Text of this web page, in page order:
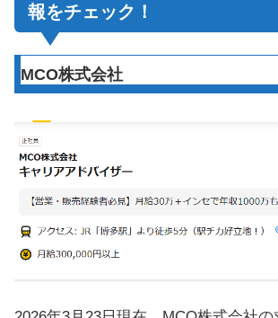
報をチェック！
MCO株式会社